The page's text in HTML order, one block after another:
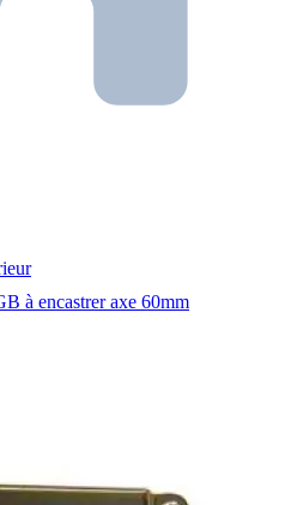
à encastrer axe 60mm